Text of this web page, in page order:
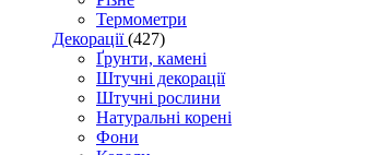
Термометри
Декорації(427)
Ґрунти, камені
Штучні декорації
Штучні рослини
Натуральні корені
Фони